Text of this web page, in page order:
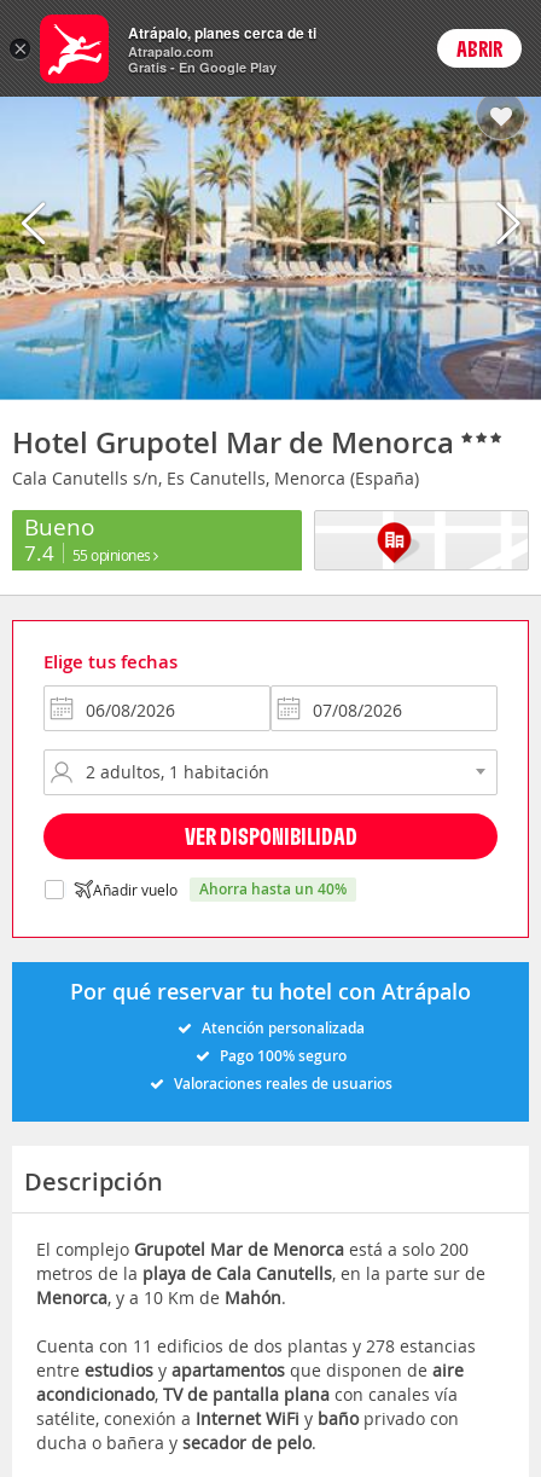
Hoteles Login
Hotel Grupotel Mar de Menorca
Cala Canutells s/n, Es Canutells, Menorca (España)
Bueno
7.4 55 opiniones
Elige tus fechas
VER DISPONIBILIDAD
Añadir vuelo ahorra hasta un 40%
Por qué reservar tu hotel con Atrápalo
Atención personalizada
Pago 100% seguro
Valoraciones reales de usuarios
Descripción
El complejo Grupotel Mar de Menorca está a solo 200
metros de la playa de Cala Canutells, en la parte sur de
Menorca, y a 10 Km de Mahón.
Cuenta con 11 edificios de dos plantas y 278 estancias
entre estudios y apartamentos que disponen de aire
acondicionado, TV de pantalla plana con canales vía
satélite, conexión a Internet WiFi y bañoprivado con
ducha o bañera y secador de pelo.
×
Atrápalo, planes cerca de ti
Atrapalo.com
Gratis - En Google Play
ABRIR